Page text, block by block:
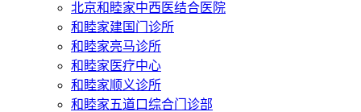
北京和睦家中西医结合医院
和睦家建国门诊所
和睦家亮马诊所
和睦家医疗中心
和睦家顺义诊所
和睦家五道口综合门诊部